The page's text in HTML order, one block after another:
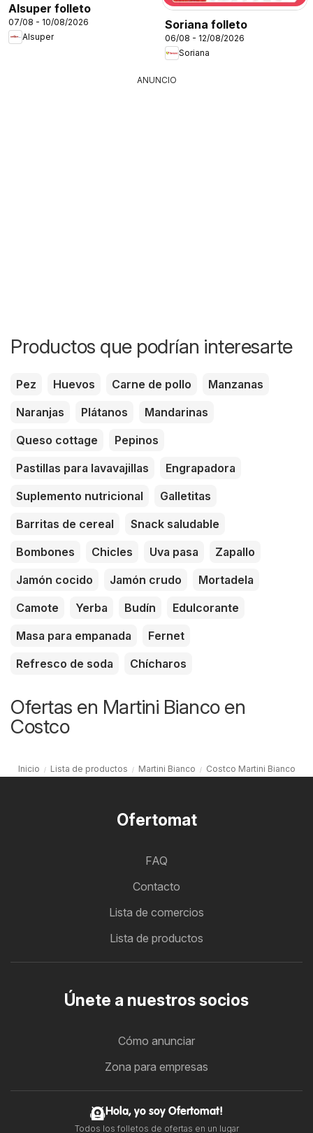
Alsuper folleto
07/08 - 10/08/2026
Alsuper
Soriana folleto
06/08 - 12/08/2026
Soriana
ANUNCIO
Productos que podrían interesarte
Pez Huevos Carne de pollo
Manzanas
Naranjas
Plátanos
Mandarinas
Queso cottage
Pepinos
Pastillas para lavavajillas
Engrapadora
Suplemento nutricional
Galletitas
Barritas de cereal
Snack saludable
Bombones
Chicles Uva pasa
Zapallo
Jamón cocido
Jamón crudo
Mortadela
Camote
Yerba Budín
Edulcorante
Masa para empanada
Fernet
Refresco de soda
Chícharos
Ofertas en Martini Bianco en
Costco
Inicio Lista de productos Martini Bianco Costco Martini Bianco
Ofertomat
FAQ
Contacto
Lista de comercios
Lista de productos
Únete a nuestros socios
Cómo anunciar
Zona para empresas
Hola, yo soy Ofertomat!
Todos los folletos de ofertas en un lugar